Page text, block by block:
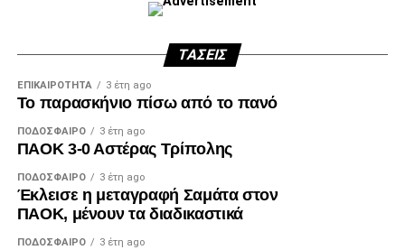
ΤΆΣΕΙΣ
ΕΠΙΚΑΙΡΌΤΗΤΑ 3 έτη ago
Το παρασκήνιο πίσω από το πανό
ΠΟΔΌΣΦΑΙΡΟ 3 έτη ago
ΠΑΟΚ 3-0 Αστέρας Τρίπολης
ΠΟΔΌΣΦΑΙΡΟ 3 έτη ago
Έκλεισε η μεταγραφή Σαμάτα στον
ΠΑΟΚ, μένουν τα διαδικαστικά
ΠΟΔΌΣΦΑΙΡΟ 3 έτη ago